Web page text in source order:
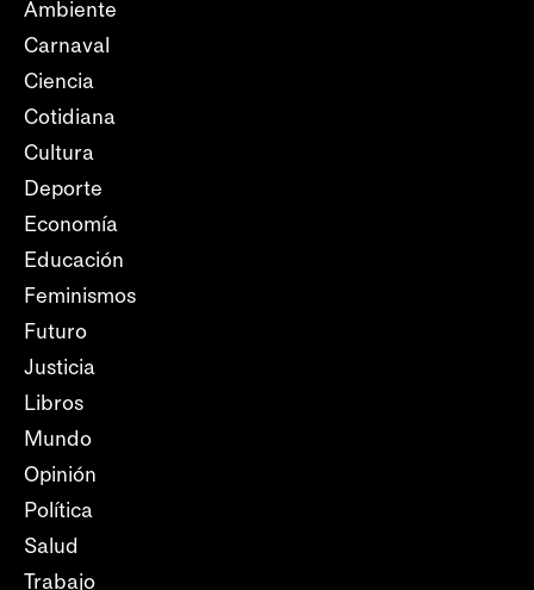
Ambiente
Carnaval
Ciencia
Cotidiana
Cultura
Deporte
Economía
Educación
Feminismos
Futuro
Justicia
Libros
Mundo
Opinión
Política
Salud
Trabajo